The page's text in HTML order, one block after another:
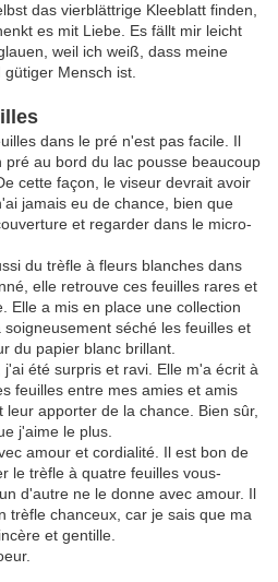
das vierblättrige Kleeblatt finden,
es mit Liebe. Es fällt mir leicht
weil ich weiß, dass meine
Mensch ist.
dans le pré n'est pas facile. Il
au bord du lac pousse beaucoup
cette façon, le viseur devrait avoir
jamais eu de chance, bien que
et regarder dans le micro-
du trèfle à fleurs blanches dans
elle retrouve ces feuilles rares et
Elle a mis en place une collection
séché les feuilles et
du papier blanc brillant.
été surpris et ravi. Elle m'a écrit à
feuilles entre mes amies et amis
apporter de la chance. Bien sûr,
j'aime le plus.
amour et cordialité. Il est bon de
le trèfle à quatre feuilles vous-
d'autre ne le donne avec amour. Il
trèfle chanceux, car je sais que ma
et gentille.